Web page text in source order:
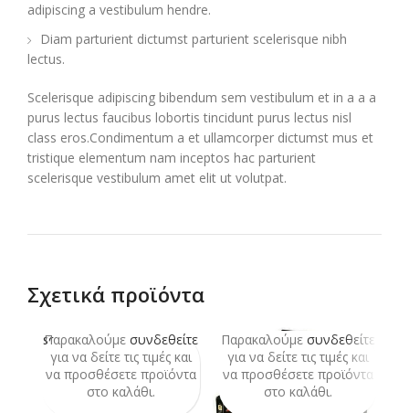
adipiscing a vestibulum hendre.
Diam parturient dictumst parturient scelerisque nibh
lectus.
Scelerisque adipiscing bibendum sem vestibulum et in a a a
purus lectus faucibus lobortis tincidunt purus lectus nisl
class eros.Condimentum a et ullamcorper dictumst mus et
tristique elementum nam inceptos hac parturient
scelerisque vestibulum amet elit ut volutpat.
Σχετικά προϊόντα
SOLD
OUT
Παρακαλούμε συνδεθείτε
για να δείτε τις τιμές και
να προσθέσετε προϊόντα
στο καλάθι.
Παρακαλούμε συνδεθείτε
για να δείτε τις τιμές και
να προσθέσετε προϊόντα
στο καλάθι.